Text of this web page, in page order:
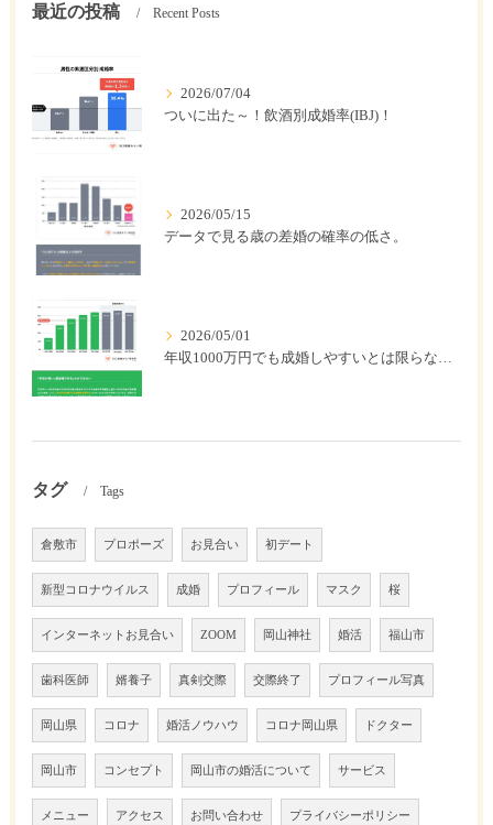
最近の投稿 Recent Posts
2026/07/04
ついに出た～！飲酒別成婚率(IBJ)！
2026/05/15
データで見る歳の差婚の確率の低さ。
2026/05/01
年収1000万円でも成婚しやすいとは限らない? 「年収帯別の成婚率」のリアル
タグ Tags
倉敷市 プロポーズ お見合い 初デート
新型コロナウイルス 成婚 プロフィール マスク 桜
インターネットお見合い ZOOM 岡山神社 婚活 福山市
歯科医師 婿養子 真剣交際 交際終了 プロフィール写真
岡山県 コロナ 婚活ノウハウ コロナ岡山県 ドクター
岡山市 コンセプト 岡山市の婚活について サービス
メニュー アクセス お問い合わせ プライバシーポリシー